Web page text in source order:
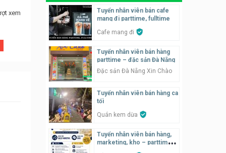
xem
Tuyển nhân viên bán cafe
mang đi parttime, fulltime
Cafe mang đi
Tuyển nhân viên bán hàng
parttime – đặc sản Đà Nẵng
Đặc sản Đà Nẵng Xin Chào
Tuyển nhân viên bán hàng ca
tối
Quán kem dừa
Tuyển nhân viên bán hàng,
marketing, kho – parttime,